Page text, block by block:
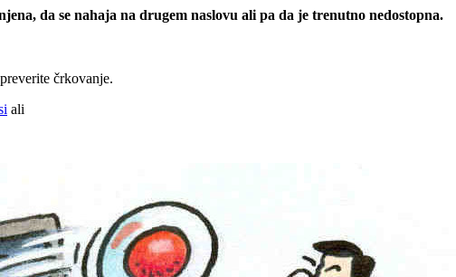
da se nahaja na drugem naslovu ali pa da je trenutno nedostopna.
črkovanje.
ali